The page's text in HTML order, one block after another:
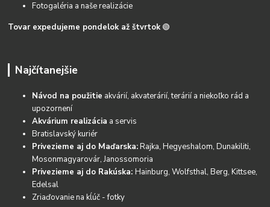
Fotogaléria a naše realizácie
Tovar expedujeme pondelok až štvrtok 🟢
Najčítanejšie
Návod na použitie akvárií, akvaterárií, terárií a niekoľko rád a
upozornení
Akvárium realizácia a servis
Bratislavský kuriér
Privezieme aj do Maďarska:Rajka, Hegyeshalom, Dunakiliti,
Mosonmagyarovár, Janossomoria
Privezieme aj do Rakúska:Hainburg, Wolfsthal, Berg, Kittsee,
Edelsal
Zriaďovanie na kĺúč - fotky